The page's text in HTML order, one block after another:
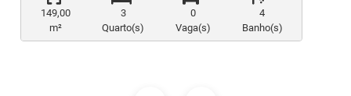
149,00
m²
3
Quarto(s)
0
Vaga(s)
4
Banho(s)